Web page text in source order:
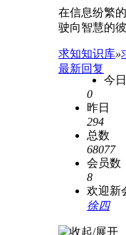
在信息纷繁
驶向智慧的彼
求知知识库»
最新回复
今日
0
昨日
294
总数
68077
会员数
8
欢迎新
徐四